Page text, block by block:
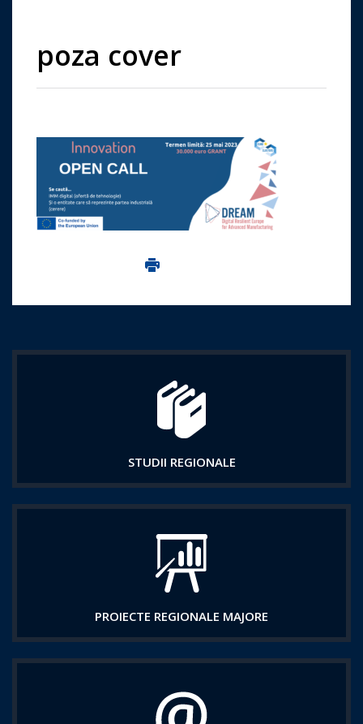
poza cover
Imprima aceasta pagina
STUDII REGIONALE
PROIECTE REGIONALE MAJORE